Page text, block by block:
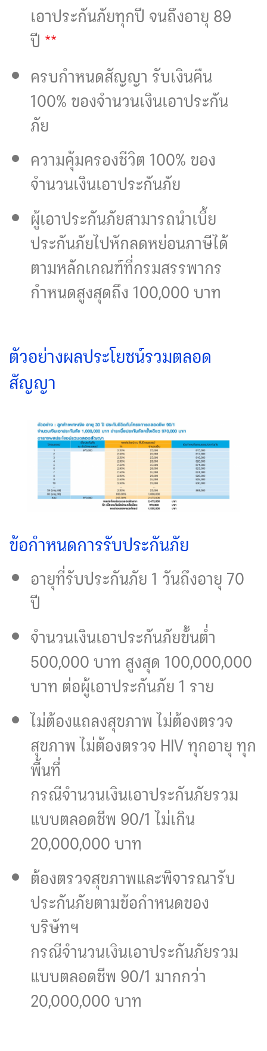
เอาประกันภัยทุกปี จนถึงอายุ 89
ปี **
ครบกำหนดสัญญา รับเงินคืน
100% ของจำนวนเงินเอาประกัน
ภัย
ความคุ้มครองชีวิต 100% ของ
จำนวนเงินเอาประกันภัย
ผู้เอาประกันภัยสามารถนำเบี้ย
ประกันภัยไปหักลดหย่อนภาษีได้
ตามหลักเกณฑ์ที่กรมสรรพากร
กำหนดสูงสุดถึง 100,000 บาท
ตัวอย่างผลประโยชน์รวมตลอด
สัญญา
ข้อกำหนดการรับประกันภัย
อายุที่รับประกันภัย 1 วันถึงอายุ 70
ปี
จำนวนเงินเอาประกันภัยขั้นต่ำ
500,000 บาท สูงสุด 100,000,000
บาท ต่อผู้เอาประกันภัย 1 ราย
ไม่ต้องแถลงสุขภาพ ไม่ต้องตรวจ
สุขภาพ ไม่ต้องตรวจ HIV ทุกอายุ ทุก
พื้นที่
กรณีจำนวนเงินเอาประกันภัยรวม
แบบตลอดชีพ 90/1 ไม่เกิน
20,000,000 บาท
ต้องตรวจสุขภาพและพิจารณารับ
ประกันภัยตามข้อกำหนดของ
บริษัทฯ
กรณีจำนวนเงินเอาประกันภัยรวม
แบบตลอดชีพ 90/1 มากกว่า
20,000,000 บาท